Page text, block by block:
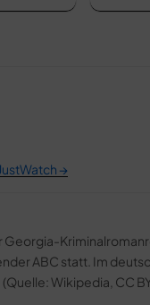
→
Georgia-
ABC statt. Im
Wikipedia, CC